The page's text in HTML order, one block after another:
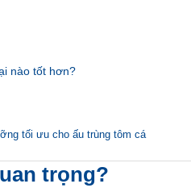
nào tốt hơn?
tối ưu cho ấu trùng tôm cá
trọng?